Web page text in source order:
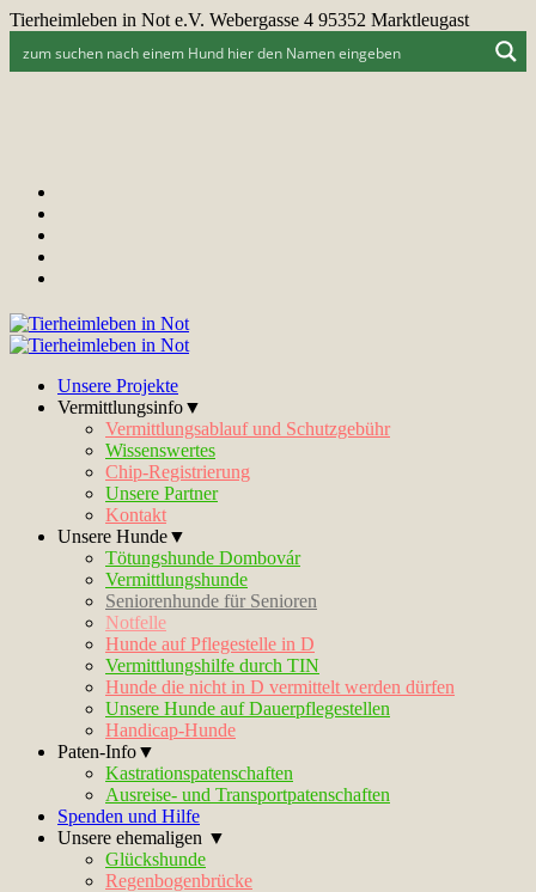
Tierheimleben in Not e.V. Webergasse 4 95352 Marktleugast
Unsere Projekte
Vermittlungsinfo▼
Vermittlungsablauf und Schutzgebühr
Wissenswertes
Chip-Registrierung
Unsere Partner
Kontakt
Unsere Hunde▼
Tötungshunde Dombovár
Vermittlungshunde
Seniorenhunde für Senioren
Notfelle
Hunde auf Pflegestelle in D
Vermittlungshilfe durch TIN
Hunde die nicht in D vermittelt werden dürfen
Unsere Hunde auf Dauerpflegestellen
Handicap-Hunde
Paten-Info▼
Kastrationspatenschaften
Ausreise- und Transportpatenschaften
Spenden und Hilfe
Unsere ehemaligen ▼
Glückshunde
Regenbogenbrücke